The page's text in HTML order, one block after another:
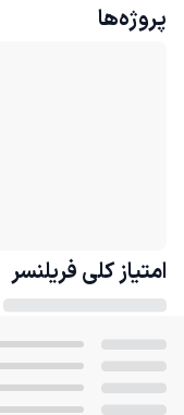
پروژه‌ها
امتیاز کلی فریلنسر